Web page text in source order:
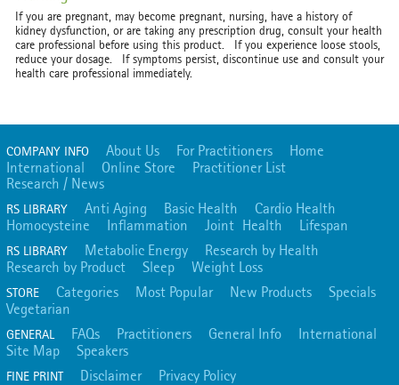
If you are pregnant, may become pregnant, nursing, have a history of
kidney dysfunction, or are taking any prescription drug, consult your health
care professional before using this product. If you experience loose stools,
reduce your dosage. If symptoms persist, discontinue use and consult your
health care professional immediately.
COMPANY INFO About Us For Practitioners
Home
International
Online Store
Practitioner List
Research / News
RS LIBRARY Anti Aging Basic Health
Cardio Health
Homocysteine
Inflammation Joint Health Lifespan
RS LIBRARY Metabolic Energy
Research by Health
Research by Product
Sleep Weight Loss
STORE Categories Most Popular New Products
Specials
Vegetarian
GENERAL FAQs Practitioners General Info
International
Site Map
Speakers
FINE PRINT Disclaimer
Privacy Policy